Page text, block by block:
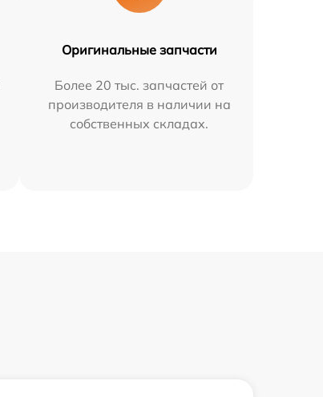
Оригинальные запчасти
Более 20 тыс. запчастей от
производителя в наличии на
собственных складах.